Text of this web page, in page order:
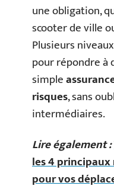
une obligation,
scooter de ville
Plusieurs
pour répondre à
simple
risques, sans
intermédiaires.
Lire également :
les 4
pour vos